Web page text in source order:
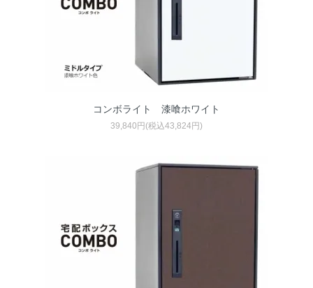
コンボライト 漆喰ホワイト
39,840円(税込43,824円)